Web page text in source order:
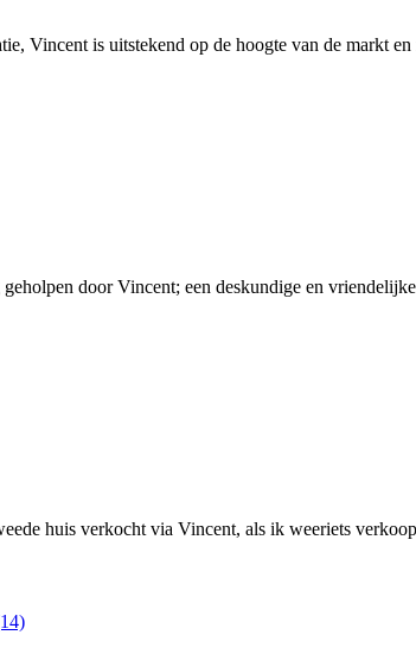
Vincent is uitstekend op de hoogte van de markt
door Vincent; een deskundige en
huis verkocht via Vincent, als ik weeriets